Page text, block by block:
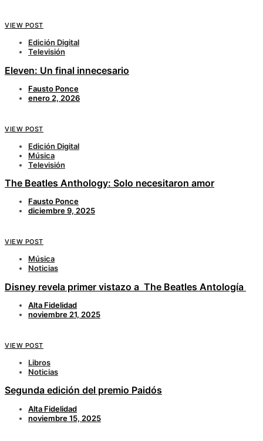
VIEW POST
Edición Digital
Televisión
Eleven: Un final innecesario
Fausto Ponce
enero 2, 2026
VIEW POST
Edición Digital
Música
Televisión
The Beatles Anthology: Solo necesitaron amor
Fausto Ponce
diciembre 9, 2025
VIEW POST
Música
Noticias
Disney revela primer vistazo a The Beatles Antología
Alta Fidelidad
noviembre 21, 2025
VIEW POST
Libros
Noticias
Segunda edición del premio Paidós
Alta Fidelidad
noviembre 15, 2025